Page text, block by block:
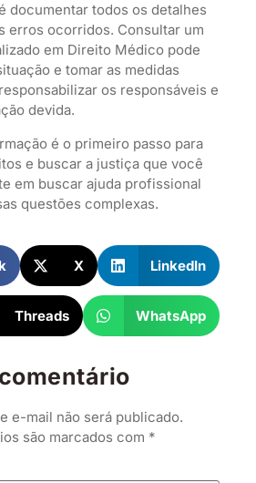
documentar todos os detalhes
erros ocorridos. Consultar um
em Direito Médico pode
e tomar as medidas
os responsáveis e
devida.
é o primeiro passo para
e buscar a justiça que você
em buscar ajuda profissional
questões complexas.
X LinkedIn
Threads WhatsApp
e-mail não será publicado.
são marcados com *